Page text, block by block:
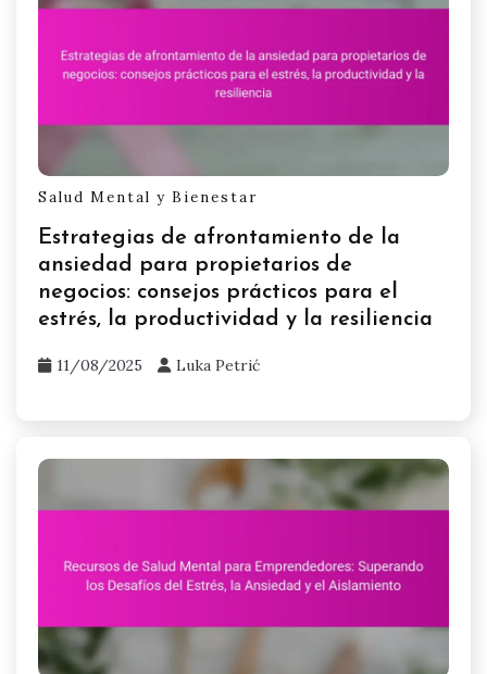
Salud Mental y Bienestar
Estrategias de afrontamiento de la
ansiedad para propietarios de
negocios: consejos prácticos para el
estrés, la productividad y la resiliencia
11/08/2025 Luka Petrić